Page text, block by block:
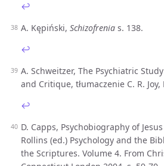
↩︎
A. Kępiński, Schizofrenia s. 138.
↩︎
A. Schweitzer, The Psychiatric
and Critique, tłumaczenie C. R.
↩︎
D. Capps, Psychobiography of
Rollins (ed.) Psychology and the
the Scriptures. Volume 4. From